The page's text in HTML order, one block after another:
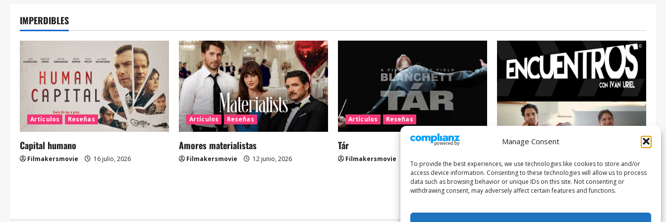
Manage Consent
To provide the best experiences, we use technologies like cookies to store and/or
access device information. Consenting to these technologies will allow us to process
data such as browsing behavior or unique IDs on this site. Not consenting or
withdrawing consent, may adversely affect certain features and functions.
IMPERDIBLES
Artículos Reseñas
Capital humano
Filmakersmovie 16 julio, 2026
Artículos Reseñas
Amores materialistas
Filmakersmovie 12 junio, 2026
Artículos Reseñas
Tár
Filmakersmovie
ENCUENTROS CON IVÁN URIEL T3E22:
JUAN PATRICIO RIVEROLL